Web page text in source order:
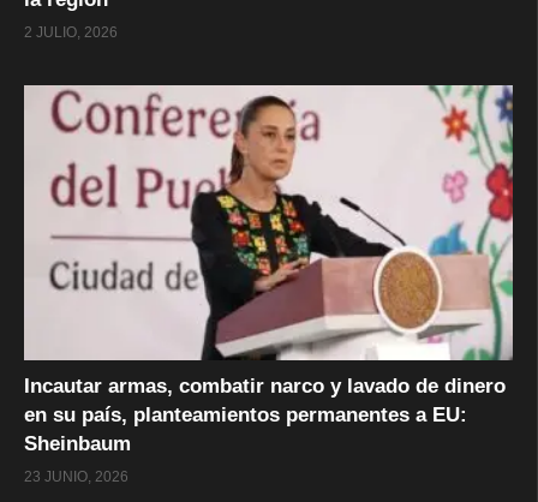
2 JULIO, 2026
Incautar armas, combatir narco y lavado de dinero
en su país, planteamientos permanentes a EU:
Sheinbaum
23 JUNIO, 2026